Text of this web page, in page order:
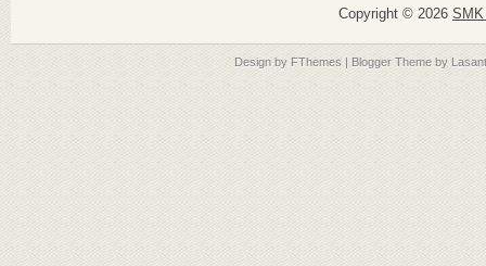
Copyright © 2026
Design byFThemes | Blogger Theme by